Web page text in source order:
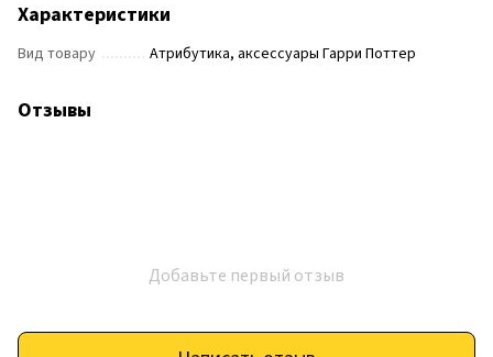
Характеристики
Вид товару Атрибутика, аксессуары Гарри Поттер
Отзывы
Добавьте первый отзыв